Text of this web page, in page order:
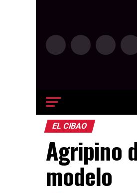
EL CIBAO
Agripino
modelo